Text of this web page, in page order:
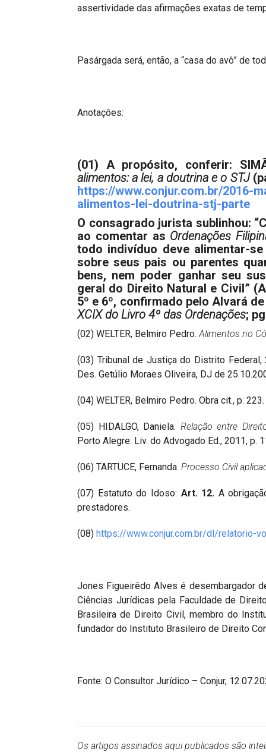
assertividade das afirmações exatas de
Pasárgada será, então, a “casa do avô” de
Anotações:
(01) A propósito, conferir:
alimentos: a lei, a doutrina e o STJ
https://www.conjur.com.br/2016-
alimentos-lei-doutrina-stj-parte
O consagrado jurista sublinhou:
ao comentar as Ordenações
todo indivíduo deve alimentar-
sobre seus pais ou parentes
bens, nem poder ganhar seu
geral do Direito Natural e Civil”
5º e 6º, confirmado pelo Alvará
XCIX do Livro 4º das Ordenações;
(02) WELTER, Belmiro Pedro.Alimentos no
(03) Tribunal de Justiça do Distrito Federal,
Des. Getúlio Moraes Oliveira, DJ de
(04) WELTER, Belmiro Pedro. Obra cit., p. 223.
(05) HIDALGO, Daniela. Relação entre
Porto Alegre: Liv. do Advogado Ed., 2011, p.
(06) TARTUCE, Fernanda. Processo Civil
(07) Estatuto do Idoso: Art. 12. A
prestadores.
(08) https://www.conjur.com.br/dl/relatorio-
Jones Figueirêdo Alves é desembargador
Ciências Jurídicas pela Faculdade de
Brasileira de Direito Civil, membro do
fundador do Instituto Brasileiro de Direito
Fonte: O Consultor Jurídico – Conjur,
Os artigos assinados aqui publicados são